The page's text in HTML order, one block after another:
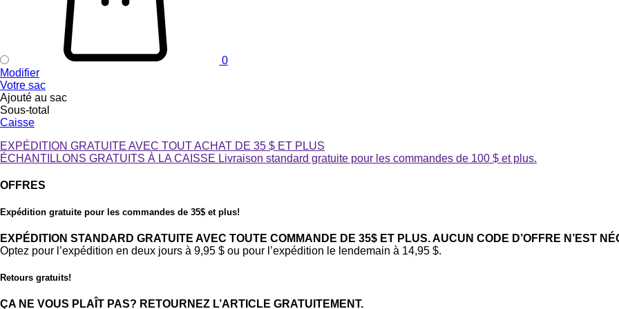
0
Modifier
Votre sac
Ajouté au sac
Sous-total
Caisse
EXPÉDITION GRATUITE AVEC TOUT ACHAT DE 35 $ ET PLUS
ÉCHANTILLONS GRATUITS À LA CAISSE Livraison standard gratuite pour les commandes de 100 $ et plus.
OFFRES
Expédition gratuite pour les commandes de 35$ et plus!
EXPÉDITION STANDARD GRATUITE AVEC TOUTE COMMANDE DE 35$ ET PLUS. AUCUN CODE D’OFFRE N’EST
Optez pour l’expédition en deux jours à 9,95 $ ou pour l’expédition le lendemain à 14,95 $.
Retours gratuits!
ÇA NE VOUS PLAÎT PAS? RETOURNEZ L’ARTICLE GRATUITEMENT.